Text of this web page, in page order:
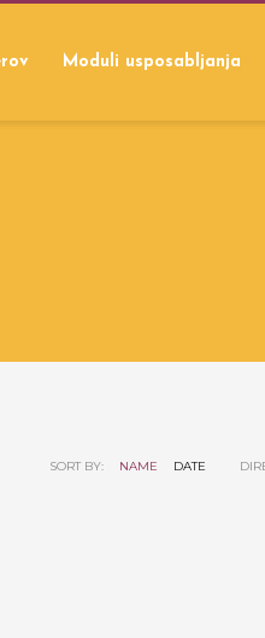
Moduli usposabljanja
SORT BY: NAME DATE